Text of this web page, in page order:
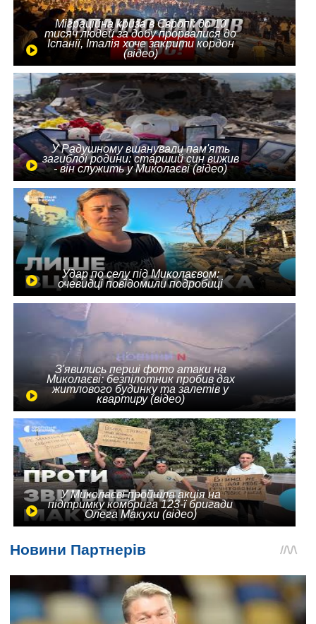
Міграційна криза в Європі: до 10
тисяч людей за добу прорвалися до
Іспанії, Італія хоче закрити кордон
(відео)
У Радушному вшанували пам'ять
загиблої родини: старший син вижив
- він служить у Миколаєві (відео)
Удар по селу під Миколаєвом:
очевидці повідомили подробиці
З'явились перші фото атаки на
Миколаєві: безпілотник пробив дах
житлового будинку та залетів у
квартиру (відео)
У Миколаєві пройшла акція на
підтримку комбрига 123-ї бригади
Олега Макухи (відео)